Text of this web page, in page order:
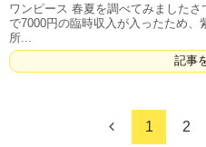
ワンピース 春夏を調べてみました
で7000円の臨時収入が入ったため
所...
記事
1 2